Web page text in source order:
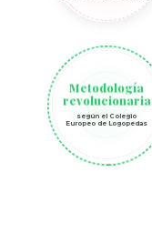
Metodología
revolucionaria
según el Colegio
Europeo de Logopedas